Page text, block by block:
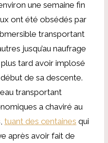
une semaine fin
ont été obsédés par
transportant
jusqu’au naufrage
tard avoir implosé
de sa descente.
transportant
a chaviré au
tuant des centaines qui
après avoir fait de